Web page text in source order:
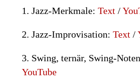
1. Jazz-Merkmale: Text/
2. Jazz-Improvisation: Text/
3. Swing, ternär, Swing-
YouTube